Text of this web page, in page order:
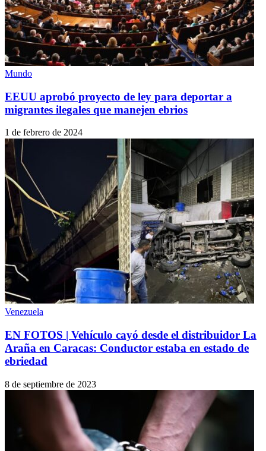
Mundo
EEUU aprobó proyecto de ley para deportar a
migrantes ilegales que manejen ebrios
1 de febrero de 2024
Venezuela
EN FOTOS | Vehículo cayó desde el distribuidor La
Araña en Caracas: Conductor estaba en estado de
ebriedad
8 de septiembre de 2023